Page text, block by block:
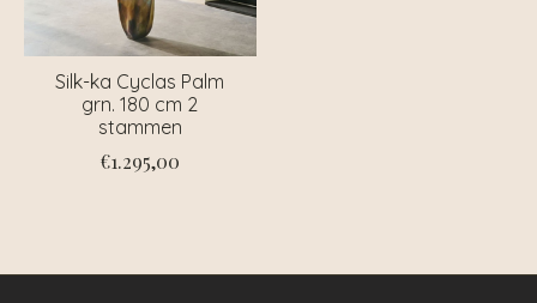
Silk-ka Cyclas Palm
grn. 180 cm 2
stammen
€1.295,00